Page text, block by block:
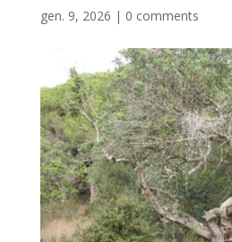
gen. 9, 2026 | 0 comments